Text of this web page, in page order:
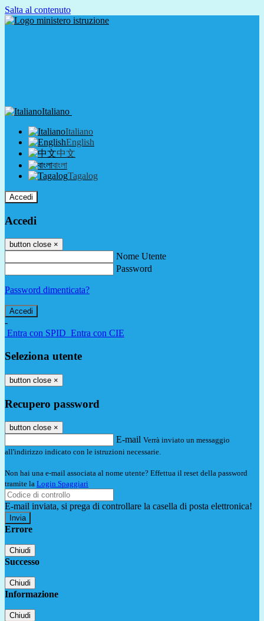
Salta al contenuto
Italiano
Italiano
English
中文
বাংলা
Tagalog
Accedi
Accedi
button close ×
Nome Utente
Password
Password dimenticata?
-
Entra con SPID Entra con CIE
Seleziona utente
button close ×
Recupero password
button close ×
E-mail Verrà inviato un messaggio
all'indirizzo indicato con le istruzioni necessarie.
Non hai una e-mail associata al nome utente? Effettua il reset della password
tramite la Login Spaggiari
E-mail inviata, si prega di controllare la casella di posta elettronica!
Errore
Chiudi
Successo
Chiudi
Informazione
Chiudi